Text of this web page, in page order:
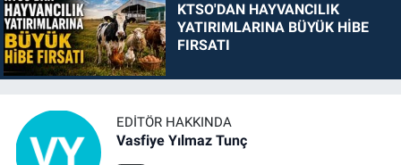
KTSO'DAN HAYVANCILIK
YATIRIMLARINA BÜYÜK HİBE
FIRSATI
EDITÖR HAKKINDA
Vasfiye Yılmaz Tunç